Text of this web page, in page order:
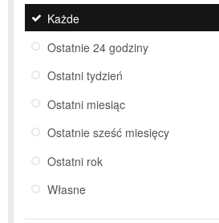
Każde
Ostatnie 24 godziny
Ostatni tydzień
Ostatni miesiąc
Ostatnie sześć miesięcy
Ostatni rok
Własne